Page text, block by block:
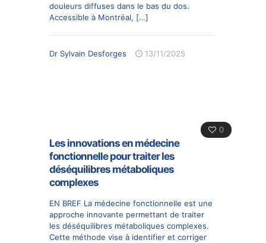
douleurs diffuses dans le bas du dos.
Accessible à Montréal, […]
Dr Sylvain Desforges 13/11/2025
0
Les innovations en médecine
fonctionnelle pour traiter les
déséquilibres métaboliques
complexes
EN BREF La médecine fonctionnelle est une
approche innovante permettant de traiter
les déséquilibres métaboliques complexes.
Cette méthode vise à identifier et corriger